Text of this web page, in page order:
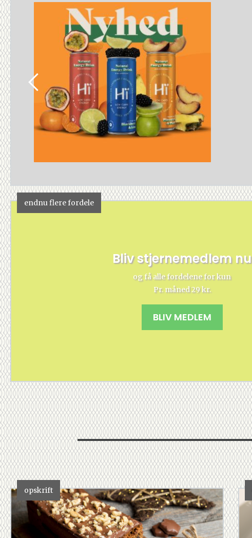
endnu flere fordele
Bliv stjernemedlem nu
og få alle fordelene for kun
Pr. måned 29 kr.
BLIV MEDLEM
opskrift